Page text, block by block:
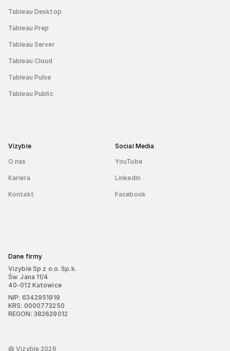
Tableau Desktop
Tableau Prep
Tableau Server
Tableau Cloud
Tableau Pulse
Tableau Public
Vizyble
O nas
Kariera
Kontakt
Social Media
YouTube
LinkedIn
Facebook
Dane firmy
Vizyble Sp z o.o. Sp.k.
Św. Jana 11/4
40-012 Katowice
NIP: 6342951919
KRS: 0000773250
REGON: 382629012
@ Vizyble2026